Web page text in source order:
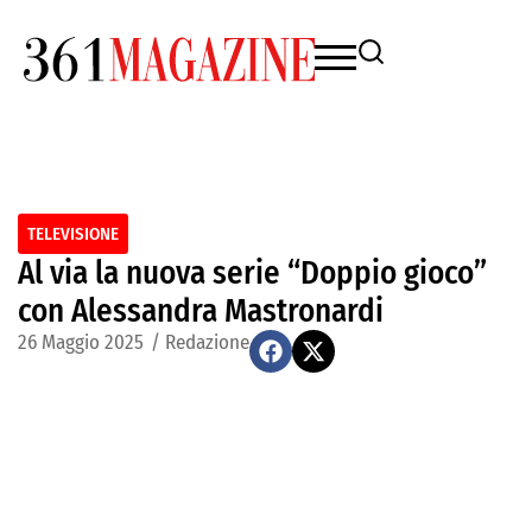
TELEVISIONE
Al via la nuova serie “Doppio gioco”
con Alessandra Mastronardi
26 Maggio 2025 / Redazione